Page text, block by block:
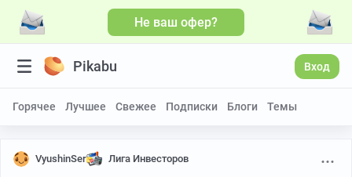
Не ваш офер?
Pikabu Вход
Горячее Лучшее Свежее Подписки Блоги Темы
VyushinSer Лига Инвесторов